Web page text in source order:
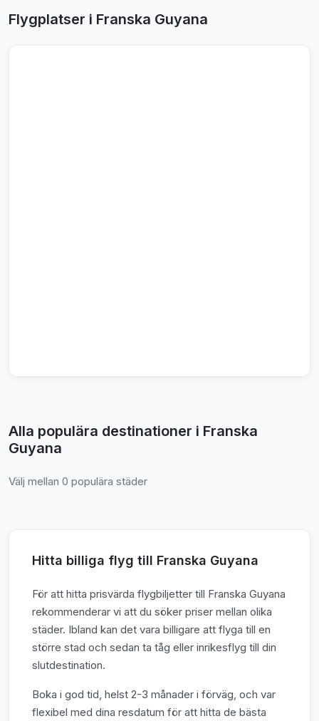
Flygplatser i Franska Guyana
Alla populära destinationer i Franska
Guyana
Välj mellan 0 populära städer
Hitta billiga flyg till Franska Guyana
För att hitta prisvärda flygbiljetter till Franska Guyana
rekommenderar vi att du söker priser mellan olika
städer. Ibland kan det vara billigare att flyga till en
större stad och sedan ta tåg eller inrikesflyg till din
slutdestination.
Boka i god tid, helst 2-3 månader i förväg, och var
flexibel med dina resdatum för att hitta de bästa